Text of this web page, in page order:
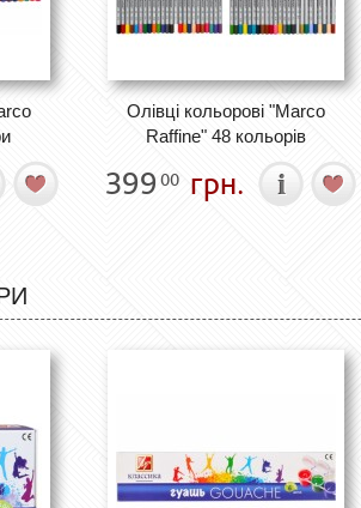
Олівці кольорові "Marco
Raffine" 48 кольорів
399 00 грн.